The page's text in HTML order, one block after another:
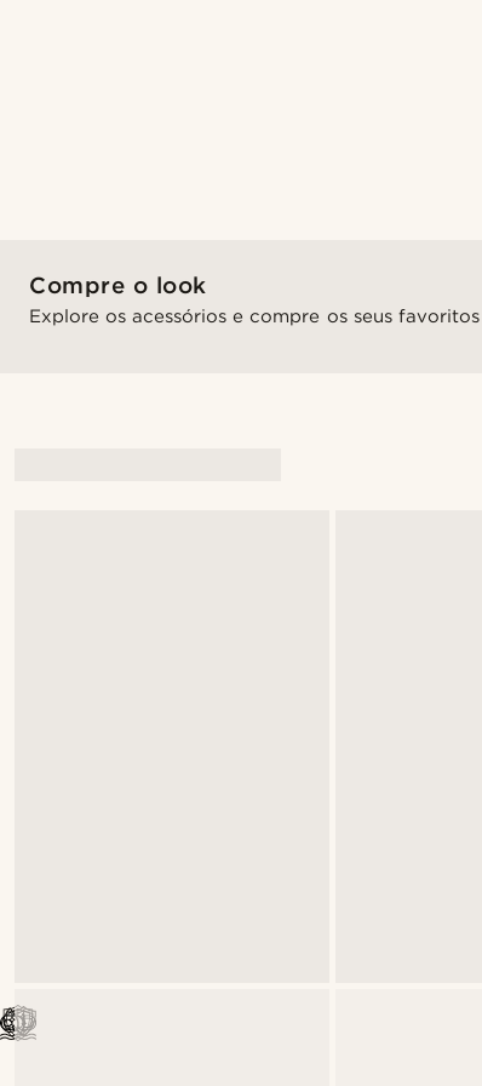
Compre o look
Explore os acessórios e compre os seus favoritos